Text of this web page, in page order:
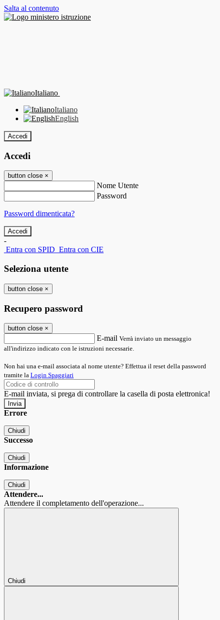
Salta al contenuto
Italiano
Italiano
English
Accedi
Accedi
button close ×
Nome Utente
Password
Password dimenticata?
-
Entra con SPID Entra con CIE
Seleziona utente
button close ×
Recupero password
button close ×
E-mail Verrà inviato un messaggio
all'indirizzo indicato con le istruzioni necessarie.
Non hai una e-mail associata al nome utente? Effettua il reset della password
tramite la Login Spaggiari
E-mail inviata, si prega di controllare la casella di posta elettronica!
Errore
Chiudi
Successo
Chiudi
Informazione
Chiudi
Attendere...
Attendere il completamento dell'operazione...
Chiudi